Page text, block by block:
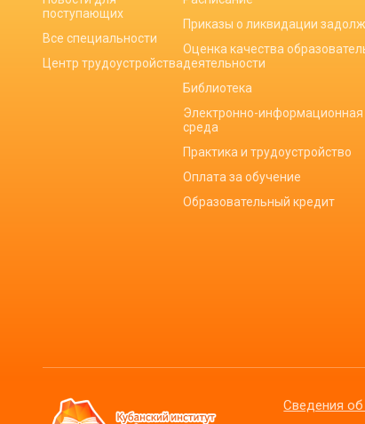
поступающих
Все специальности
Центр трудоустройства
Приказы о ликвидации
Оценка качества
деятельности
Библиотека
Электронно-информационная
среда
Практика и трудоустройство
Оплата за обучение
Образовательный кредит
Сведения об